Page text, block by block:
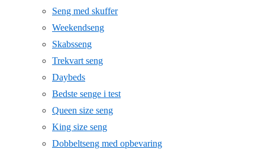
Seng med skuffer
Weekendseng
Skabsseng
Trekvart seng
Daybeds
Bedste senge i test
Queen size seng
King size seng
Dobbeltseng med opbevaring